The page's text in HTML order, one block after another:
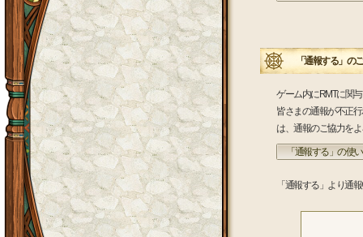
「通報する」の
ゲーム内にRMTに関
皆さまの通報が不正
は、通報のご協力を
「通報する」の使
「通報する」より通